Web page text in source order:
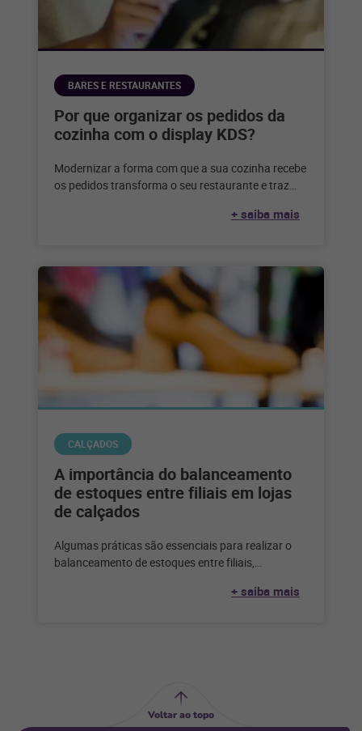
BARES E RESTAURANTES
Por que organizar os pedidos da
cozinha com o display KDS?
Modernizar a forma com que a sua cozinha recebe
os pedidos transforma o seu restaurante e traz
+ saiba mais
CALÇADOS
A importância do balanceamento
de estoques entre filiais em lojas
de calçados
Algumas práticas são essenciais para realizar o
balanceamento de estoques entre filiais,
+ saiba mais
Voltar ao topo